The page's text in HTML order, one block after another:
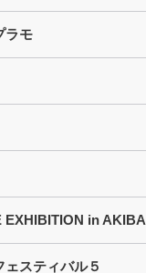
ラモ
in AKIBA
スティバル５